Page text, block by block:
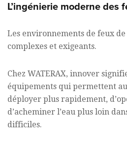
L’ingénierie moderne des
Les environnements de feux
complexes et exigeants.
Chez WATERAX, innover
équipements qui permettent
déployer plus rapidement,
d’acheminer l’eau plus loin
difficiles.